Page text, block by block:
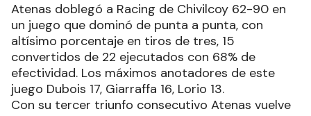
Atenas doblegó a Racing de Chivilcoy 62-90 en
un juego que dominó de punta a punta, con
altísimo porcentaje en tiros de tres, 15
convertidos de 22 ejecutados con 68% de
efectividad. Los máximos anotadores de este
juego Dubois 17, Giarraffa 16, Lorio 13.
Con su tercer triunfo consecutivo Atenas vuelve